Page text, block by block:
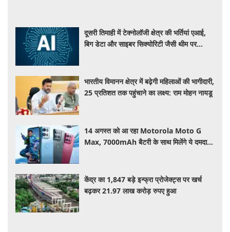
दूसरी तिमाही में टेक्नोलॉजी क्षेत्र की भर्तियां एआई,
बिग डेटा और साइबर सिक्योरिटी जैसी थीम पर
भारतीय विमानन क्षेत्र में बढ़ेगी महिलाओं की भागीदारी,
25 प्रतिशत तक पहुंचाने का लक्ष्य: राम मोहन नायडू
14 अगस्त को आ रहा Motorola Moto G
Max, 7000mAh बैटरी के साथ मिलेंगे ये दमदार
केंद्र का 1,847 बड़े इन्फ्रा प्रोजेक्ट्स पर खर्च
बढ़कर 21.97 लाख करोड़ रुपए हुआ